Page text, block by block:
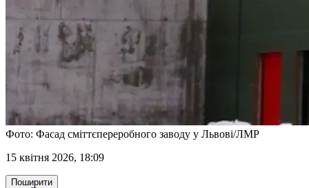
Фото: Фасад сміттєпереробного заводу у Львові/ЛМР
15 квітня 2026, 18:09
Поширити